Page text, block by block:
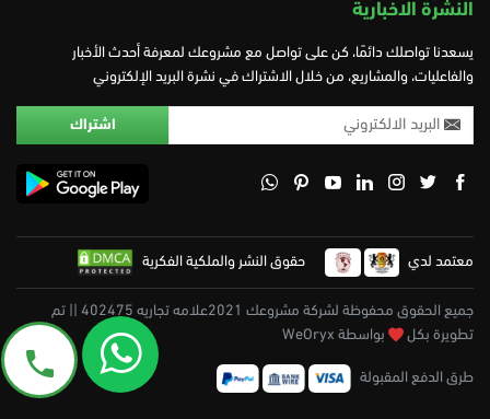
النشرة الاخبارية
يسعدنا تواصلك دائمًا، كن على تواصل مع مشروعك لمعرفة أحدث الأخبار
والفاعليات، والمشاريع، من خلال الاشتراك في نشرة البريد الإلكتروني
معتمد لدي حقوق النشر والملكية الفكرية
جميع الحقوق محفوظة لشركة مشروعك 2021علامه تجاريه 402475 || تم
تطويرة بكل
بواسطة WeOryx
طرق الدفع المقبولة